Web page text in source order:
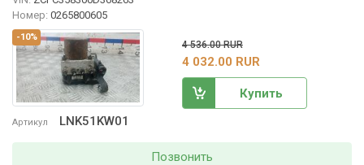
-10%
Артикул LNK51KW01
Номер: 0265800605
4 536.00 RUR
4 032.00 RUR
Купить
Позвонить